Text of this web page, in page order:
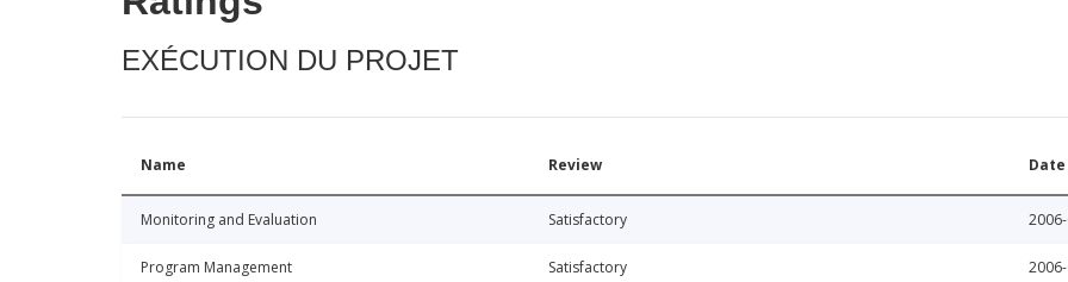
EXÉCUTION DU PROJET
Name Review Date
Monitoring and Evaluation Satisfactory
Program Management Satisfactory